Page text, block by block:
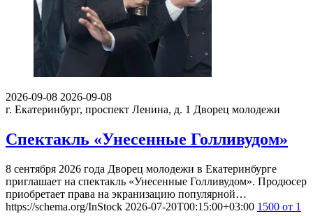
2026-09-08 2026-09-08
г. Екатеринбург, проспект Ленина, д. 1 Дворец молодежи
Спектакль «Унесенные Голливудом»
8 сентября 2026 года Дворец молодежи в Екатеринбурге
приглашает на спектакль «Унесенные Голливудом». Продюсер
приобретает права на экранизацию популярной…
https://schema.org/InStock 2026-07-20T00:15:00+03:00 1500 от 1